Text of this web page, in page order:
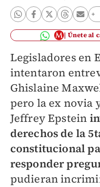
Únete al
Legisladores en
intentaron
Ghislaine
pero la ex novia
Jeffrey Epstein
derechos de la
constitucional
responder
pudieran